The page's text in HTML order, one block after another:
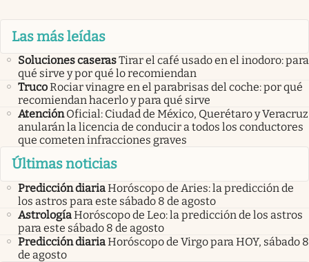
Las más leídas
Soluciones caserasTirar el café usado en el inodoro: para
qué sirve y por qué lo recomiendan
TrucoRociar vinagre en el parabrisas del coche: por qué
recomiendan hacerlo y para qué sirve
Atención Oficial: Ciudad de México, Querétaro y Veracruz
anularán la licencia de conducir a todos los conductores
que cometen infracciones graves
Últimas noticias
Predicción diariaHoróscopo de Aries: la predicción de
los astros para este sábado 8 de agosto
AstrologíaHoróscopo de Leo: la predicción de los astros
para este sábado 8 de agosto
Predicción diariaHoróscopo de Virgo para HOY, sábado 8
de agosto